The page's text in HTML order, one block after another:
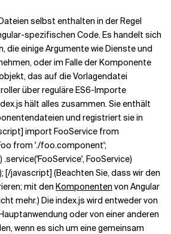
selbst enthalten in der Regel
spezifischen Code. Es handelt sich
die einige Argumente wie Dienste und
oder im Falle der Komponente
das auf die Vorlagendatei
über reguläre ES6-Importe
hält alles zusammen. Sie enthält
und registriert sie in
import FooService from
from './foo.component';
FooService)
[/javascript] (Beachten Sie, dass wir den
mit den Komponenten von Angular
mehr.) Die index.js wird entweder von
oder von einer anderen
wenn es sich um eine gemeinsam